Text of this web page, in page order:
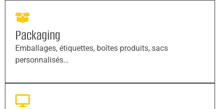
Packaging
Emballages, étiquettes, boîtes produits, sacs
personnalisés…